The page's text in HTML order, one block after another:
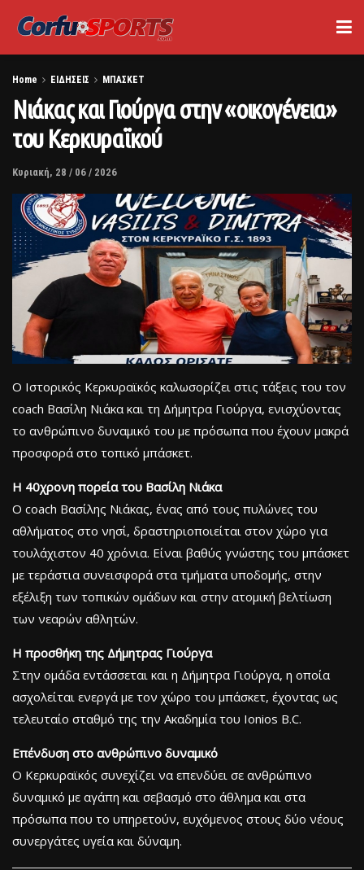
Home ΕΙΔΗΣΕΙΣ ΜΠΑΣΚΕΤ
Νιάκας και Γιούργα στην «οικογένεια»
του Κερκυραϊκού
Κυριακή, 28 / 06 / 2026
Ο Ιστορικός Κερκυραϊκός καλωσορίζει στις τάξεις του τον
coach Βασίλη Νιάκα και τη Δήμητρα Γιούργα, ενισχύοντας
το ανθρώπινο δυναμικό του με πρόσωπα που έχουν μακρά
προσφορά στο τοπικό μπάσκετ.
Η 40χρονη πορεία του Βασίλη Νιάκα
Ο coach Βασίλης Νιάκας, ένας από τους πυλώνες του
αθλήματος στο νησί, δραστηριοποιείται στον χώρο για
τουλάχιστον 40 χρόνια. Είναι βαθύς γνώστης του μπάσκετ
με τεράστια συνεισφορά στα τμήματα υποδομής, στην
εξέλιξη των τοπικών ομάδων και στην ατομική βελτίωση
των νεαρών αθλητών.
Η προσθήκη της Δήμητρας Γιούργα
Στην ομάδα εντάσσεται και η Δήμητρα Γιούργα, η οποία
ασχολείται ενεργά με τον χώρο του μπάσκετ, έχοντας ως
τελευταίο σταθμό της την Ακαδημία του Ionios B.C.
Επένδυση στο ανθρώπινο δυναμικό
Ο Κερκυραϊκός συνεχίζει να επενδύει σε ανθρώπινο
δυναμικό με αγάπη και σεβασμό στο άθλημα και στα
πρόσωπα που το υπηρετούν, ευχόμενος στους δύο νέους
συνεργάτες υγεία και δύναμη.